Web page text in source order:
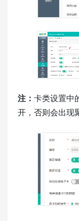
注： 卡类设置中
开，否则会出现